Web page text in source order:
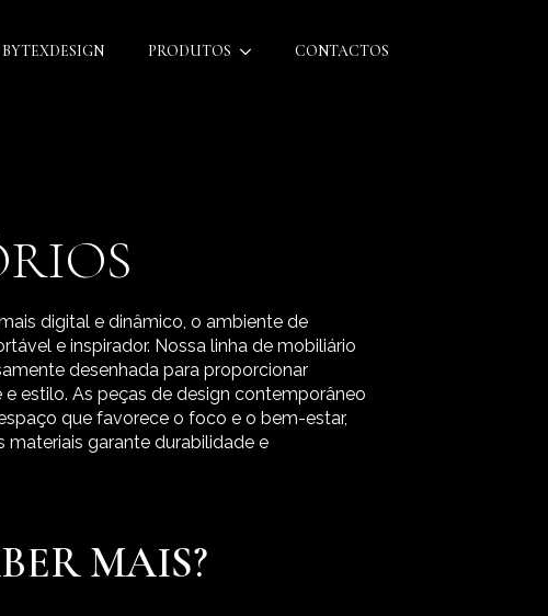
BYTEXDESIGN PRODUTOS CONTACTOS
digital e dinâmico, o ambiente de
e inspirador. Nossa linha de mobiliário
desenhada para proporcionar
estilo. As peças de design contemporâneo
que favorece o foco e o bem-estar,
materiais garante durabilidade e
MAIS?